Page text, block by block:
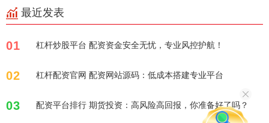
最近发表
01 杠杆炒股平台 配资资金安全无忧，专业风控护航！
02 杠杆配资官网 配资网站源码：低成本搭建专业平台
03 配资平台排行 期货投资：高风险高回报，你准备好了吗？